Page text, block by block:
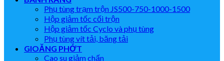
Phụ tùng trạm trộn JS500-750-1000-1500
Hộp giảm tốc cối trộn
Hộp giảm tốc Cyclo và phụ tùng
Phụ tùng vít tải, băng tải
GIOĂNG PHỚT
Cao su giảm chấn